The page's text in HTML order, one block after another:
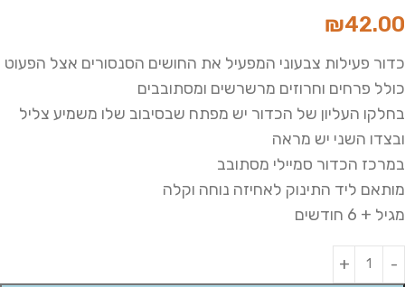
₪42.00
כדור פעילות צבעוני המפעיל את החושים הסנסורים אצל הפעוט
כולל פרחים וחרוזים מרשרשים ומסתובבים
בחלקו העליון של הכדור יש מפתח שבסיבוב שלו משמיע צליל
ובצדו השני יש מראה
במרכז הכדור סמיילי מסתובב
מותאם ליד התינוק לאחיזה נוחה וקלה
מגיל + 6 חודשים
Alternative: